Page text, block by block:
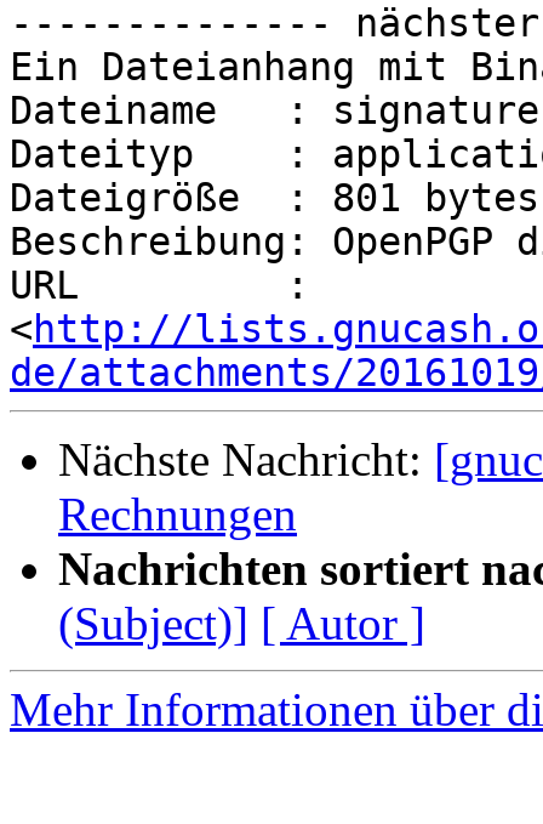
--------------
Ein Dateianhang mit
Dateiname   :
Dateityp    :
Dateigröße  : 801 bytes
Beschreibung:
URL         :
<http://
de/attachments/
Nächste Nachricht:
Rechnungen
Nachrichten sortiert
(Subject)] [ Autor ]
Mehr Informationen über